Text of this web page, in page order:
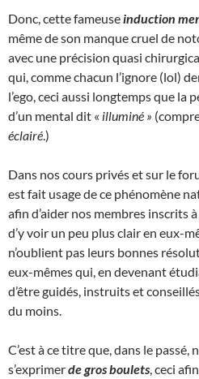
Donc, cette fameuse induction
même de son manque cruel de
avec une précision quasi
qui, comme chacun l’ignore (lol)
l’ego, ceci aussi longtemps que la
d’un mental dit « illuminé »
éclairé.)
Dans nos cours privés et sur le
est fait usage de ce phénomène
afin d’aider nos membres inscrits
d’y voir un peu plus clair en eux-
n’oublient pas leurs bonnes
eux-mêmes qui, en devenant
d’être guidés, instruits et
du moins.
C’est à ce titre que, dans le
s’exprimerde gros boulets , ceci